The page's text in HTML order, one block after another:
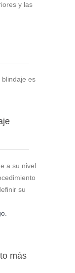
y las
blindaje es
a su nivel
su
más